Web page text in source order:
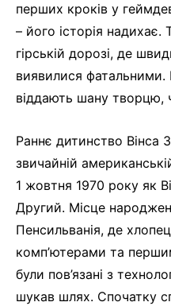
перших кроків у
– його історія надихає.
гірській дорозі, де
виявилися фатальними.
віддають шану творцю,
Раннє дитинство Вінса
звичайній
1 жовтня 1970 року як
Другий. Місце
Пенсильванія, де
комп’ютерами та
були пов’язані з
шукав шлях. Спочатку